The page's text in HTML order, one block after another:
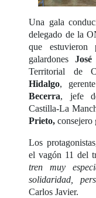
Una gala
delegado de la
que estuvieron
galardones
Territorial de
Hidalgo,
Becerra, jefe
Castilla-La
Prieto, consejero
Los
el vagón 11 del
tren muy
solidaridad,
Carlos Javier.